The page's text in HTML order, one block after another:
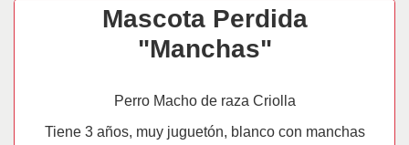
Mascota Perdida
"Manchas"
Perro Macho de raza Criolla
Tiene 3 años, muy juguetón, blanco con manchas